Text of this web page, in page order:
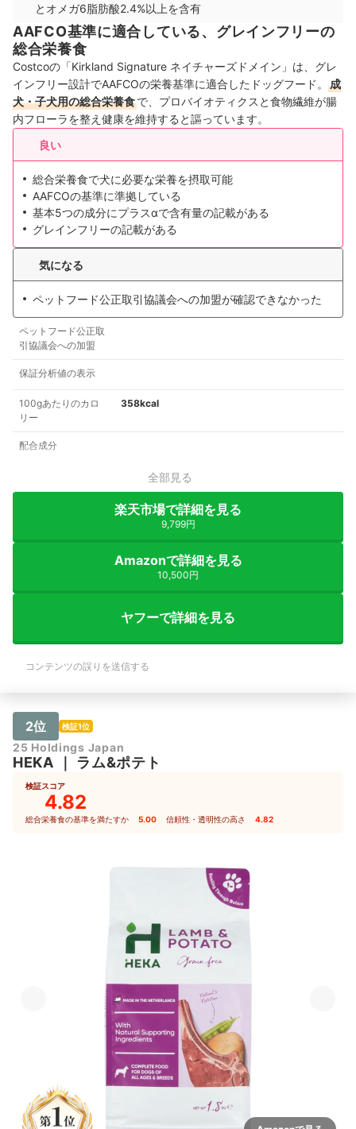
とオメガ6脂肪酸2.4%以上を含有
AAFCO基準に適合している、グレインフリーの
総合栄養食
Costcoの「Kirkland Signature ネイチャーズドメイン」は、グレ
インフリー設計でAAFCOの栄養基準に適合したドッグフード。
成
犬・子犬用の総合栄養食で、プロバイオティクスと食物繊維が腸
内フローラを整え健康を維持すると謳っています。
良い
総合栄養食で犬に必要な栄養を摂取可能
AAFCOの基準に準拠している
基本5つの成分にプラスαで含有量の記載がある
グレインフリーの記載がある
気になる
ペットフード公正取引協議会への加盟が確認できなかった
ペットフード公正取
引協議会への加盟
保証分析値の表示
100gあたりのカロ
リー
358kcal
配合成分
全部見る
楽天市場で詳細を見る
9,799円
Amazonで詳細を見る
10,500円
ヤフーで詳細を見る
コンテンツの誤りを送信する
2位 検証1位
25 Holdings Japan
HEKA ラム&ポテト
検証スコア
4.82
総合栄養食の基準を満たすか 5.00 信頼性・透明性の高さ 4.82